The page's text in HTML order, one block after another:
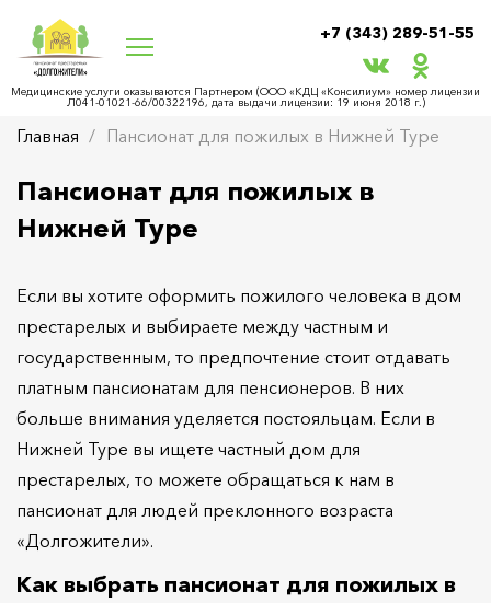
+7 (343) 289-51-55
Медицинские услуги оказываются Партнером (ООО «КДЦ «Консилиум» номер лицензии
Л041-01021-66/00322196, дата выдачи лицензии: 19 июня 2018 г.)
Главная Пансионат для пожилых в Нижней Туре
Пансионат для пожилых в
Нижней Туре
Если вы хотите оформить пожилого человека в дом
престарелых и выбираете между частным и
государственным, то предпочтение стоит отдавать
платным пансионатам для пенсионеров. В них
больше внимания уделяется постояльцам. Если в
Нижней Туре вы ищете частный дом для
престарелых, то можете обращаться к нам в
пансионат для людей преклонного возраста
«Долгожители».
Как выбрать пансионат для пожилых в